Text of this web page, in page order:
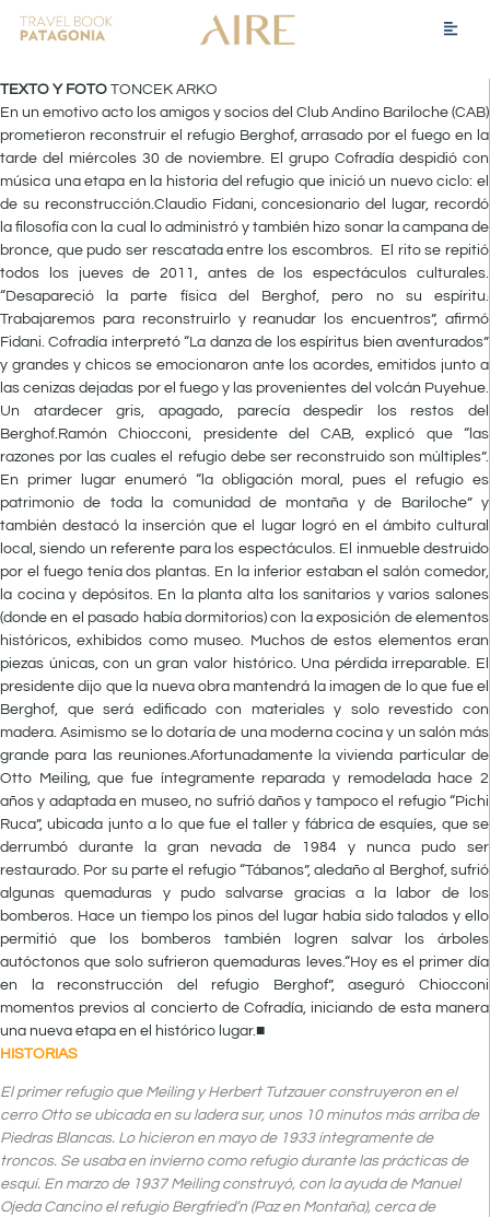
TEXTO Y FOTO TONCEK ARKO
En un emotivo acto los amigos y socios del Club Andino Bariloche (CAB)
prometieron reconstruir el refugio Berghof, arrasado por el fuego en la
tarde del miércoles 30 de noviembre. El grupo Cofradía despidió con
música una etapa en la historia del refugio que inició un nuevo ciclo: el
de su reconstrucción.Claudio Fidani, concesionario del lugar, recordó
la filosofía con la cual lo administró y también hizo sonar la campana de
bronce, que pudo ser rescatada entre los escombros. El rito se repitió
todos los jueves de 2011, antes de los espectáculos culturales.
“Desapareció la parte física del Berghof, pero no su espíritu.
Trabajaremos para reconstruirlo y reanudar los encuentros”, afirmó
Fidani. Cofradía interpretó “La danza de los espíritus bien aventurados”
y grandes y chicos se emocionaron ante los acordes, emitidos junto a
las cenizas dejadas por el fuego y las provenientes del volcán Puyehue.
Un atardecer gris, apagado, parecía despedir los restos del
Berghof.Ramón Chiocconi, presidente del CAB, explicó que “las
razones por las cuales el refugio debe ser reconstruido son múltiples”.
En primer lugar enumeró “la obligación moral, pues el refugio es
patrimonio de toda la comunidad de montaña y de Bariloche” y
también destacó la inserción que el lugar logró en el ámbito cultural
local, siendo un referente para los espectáculos. El inmueble destruido
por el fuego tenía dos plantas. En la inferior estaban el salón comedor,
la cocina y depósitos. En la planta alta los sanitarios y varios salones
(donde en el pasado había dormitorios) con la exposición de elementos
históricos, exhibidos como museo. Muchos de estos elementos eran
piezas únicas, con un gran valor histórico. Una pérdida irreparable. El
presidente dijo que la nueva obra mantendrá la imagen de lo que fue el
Berghof, que será edificado con materiales y solo revestido con
madera. Asimismo se lo dotaría de una moderna cocina y un salón más
grande para las reuniones.Afortunadamente la vivienda particular de
Otto Meiling, que fue íntegramente reparada y remodelada hace 2
años y adaptada en museo, no sufrió daños y tampoco el refugio “Pichi
Ruca”, ubicada junto a lo que fue el taller y fábrica de esquíes, que se
derrumbó durante la gran nevada de 1984 y nunca pudo ser
restaurado. Por su parte el refugio “Tábanos”, aledaño al Berghof, sufrió
algunas quemaduras y pudo salvarse gracias a la labor de los
bomberos. Hace un tiempo los pinos del lugar había sido talados y ello
permitió que los bomberos también logren salvar los árboles
autóctonos que solo sufrieron quemaduras leves.“Hoy es el primer día
en la reconstrucción del refugio Berghof”, aseguró Chiocconi
momentos previos al concierto de Cofradía, iniciando de esta manera
una nueva etapa en el histórico lugar.■
HISTORIAS
El primer refugio que Meiling y Herbert Tutzauer construyeron en el
cerro Otto se ubicada en su ladera sur, unos 10 minutos más arriba de
Piedras Blancas. Lo hicieron en mayo de 1933 íntegramente de
troncos. Se usaba en invierno como refugio durante las prácticas de
esquí. En marzo de 1937 Meiling construyó, con la ayuda de Manuel
Ojeda Cancino el refugio Bergfried’n (Paz en Montaña), cerca de